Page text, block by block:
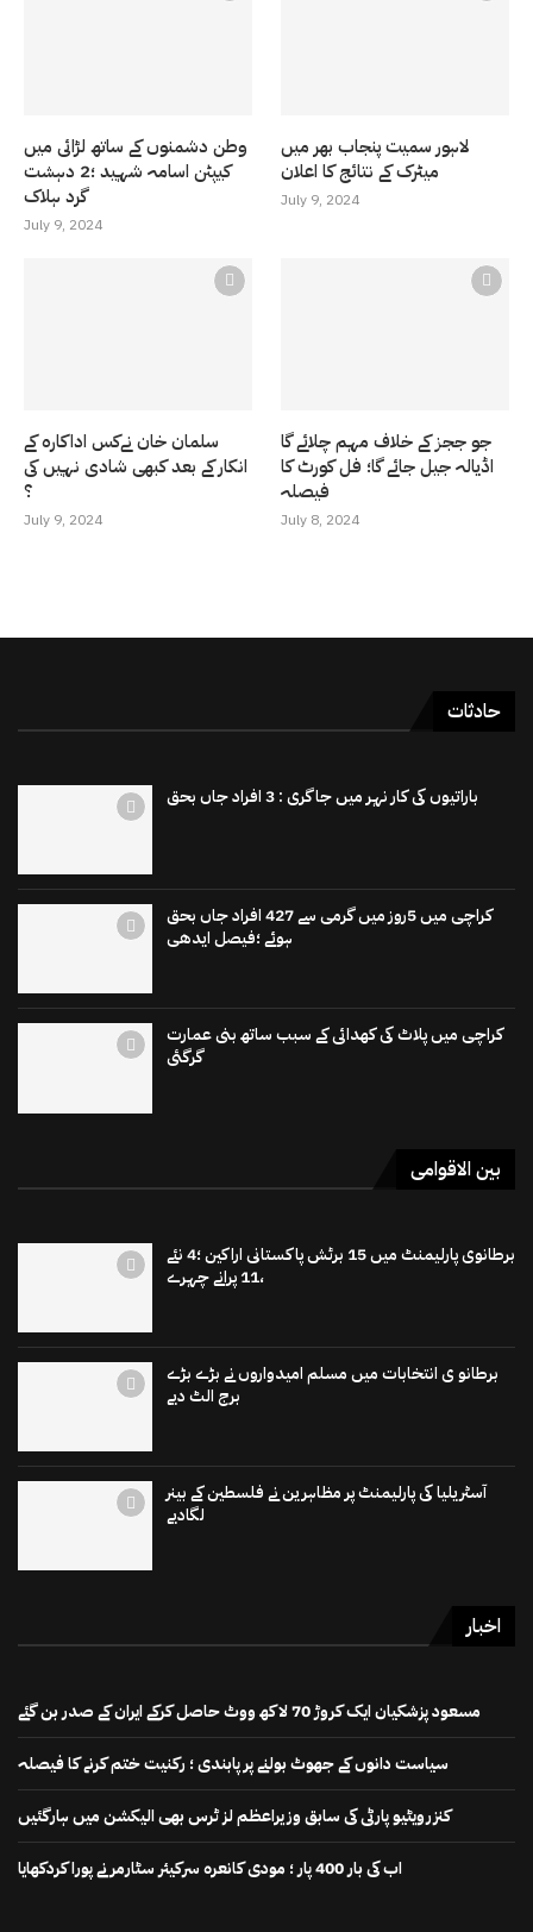
وطن دشمنوں کے ساتھ لڑائی میں
کیپٹن اسامہ شہید ؛2 دہشت
گرد ہلاک
July 9, 2024
لاہور سمیت پنجاب بھر میں
میٹرک کے نتائج کا اعلان
July 9, 2024
سلمان خان نےکس اداکارہ کے
انکار کے بعد کبھی شادی نہیں کی
؟
July 9, 2024
جو ججز کے خلاف مہم چلائے گا
اڈیالہ جیل جائے گا؛ فل کورٹ کا
فیصلہ
July 8, 2024
حادثات
باراتیوں کی کار نہر میں جاگری : 3 افراد جاں بحق
کراچی میں 5روز میں گرمی سے 427 افراد جاں بحق
ہوئے ؛فیصل ایدھی
کراچی میں پلاٹ کی کھدائی کے سبب ساتھ بنی عمارت
گرگئی
بین الاقوامی
برطانوی پارلیمنٹ میں 15 برٹش پاکستانی اراکین ؛4 نئے
،11 پرانے چہرے
برطانو ی انتخابات میں مسلم امیدواروں نے بڑے بڑے
برج الٹ دیے
آسٹریلیا کی پارلیمنٹ پر مظاہرین نے فلسطین کے بینر
لگادیے
اخبار
مسعود پزشکیان ایک کروڑ 70 لاکھ ووٹ حاصل کرکے ایران کے صدر بن گئے
سیاست دانوں کے جھوٹ بولنے پر پابندی ؛ رکنیت ختم کرنے کا فیصلہ
کنزرویٹیو پارٹی کی سابق وزیراعظم لز ٹرس بھی الیکشن میں ہارگئیں
اب کی بار 400 پار ؛ مودی کانعرہ سرکیئر سٹارمر نے پورا کردکھایا